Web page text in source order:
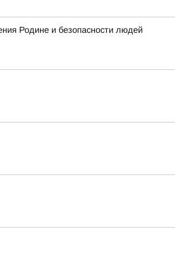
Родине и безопасности людей